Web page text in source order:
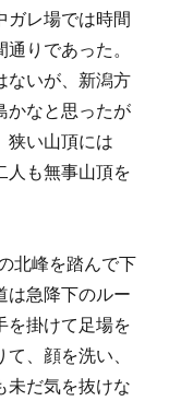
ガレ場では時間
りであった。
ないが、新潟方
かなと思ったが
狭い山頂には
人も無事山頂を
北峰を踏んで下
は急降下のルー
を掛けて足場を
、顔を洗い、
未だ気を抜けな